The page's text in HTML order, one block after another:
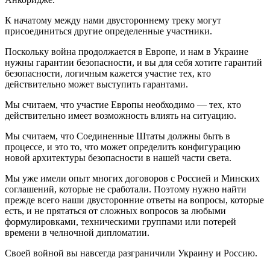
К начатому между нами двустороннему треку могут
присоединиться другие определенные участники.
Поскольку война продолжается в Европе, и нам в Украине
нужны гарантии безопасности, и вы для себя хотите гарантий
безопасности, логичным кажется участие тех, кто
действительно может выступить гарантами.
Мы считаем, что участие Европы необходимо — тех, кто
действительно имеет возможность влиять на ситуацию.
Мы считаем, что Соединенные Штаты должны быть в
процессе, и это то, что может определить конфигурацию
новой архитектуры безопасности в нашей части света.
Мы уже имели опыт многих договоров с Россией и Минских
соглашений, которые не сработали. Поэтому нужно найти
прежде всего наши двусторонние ответы на вопросы, которые
есть, и не прятаться от сложных вопросов за любыми
формулировками, техническими группами или потерей
времени в челночной дипломатии.
Своей войной вы навсегда разграничили Украину и Россию.